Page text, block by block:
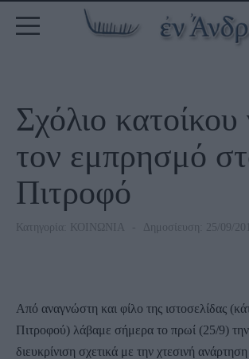
Σχόλιο κατοίκου
τον εμπρησμό
Πιτροφό
Κατηγορία: ΚΟΙΝΩΝΙΑ Δημοσίευση: 25/09/
Από αναγνώστη και φίλο της ιστοσελίδας
Πιτροφού) λάβαμε σήμερα το πρωί (25/9)
διευκρίνιση σχετικά με την χτεσινή